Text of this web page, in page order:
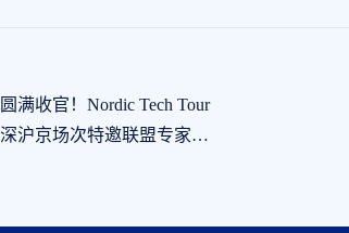
满收官！Nordic Tech Tour
沪京场次特邀联盟专家，